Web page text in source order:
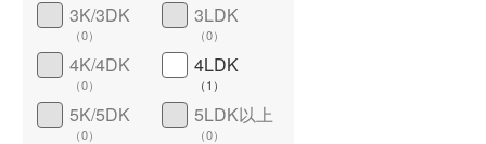
3K/3DK
（0）
3LDK
（0）
4K/4DK
（0）
4LDK
（1 ）
5K/5DK
（0）
5LDK以上
（0）
詳しく見る